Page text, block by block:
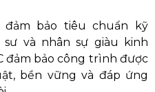
đảm bảo tiêu chuẩn kỹ
và nhân sự giàu kinh
đảm bảo công trình được
bền vững và đáp ứng